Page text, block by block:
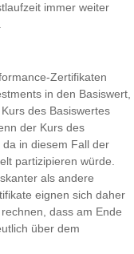
immer weiter
Zertifikaten
in den Basiswert,
des Basiswertes
der Kurs des
in diesem Fall der
partizipieren würde.
als andere
eignen sich daher
dass am Ende
über dem